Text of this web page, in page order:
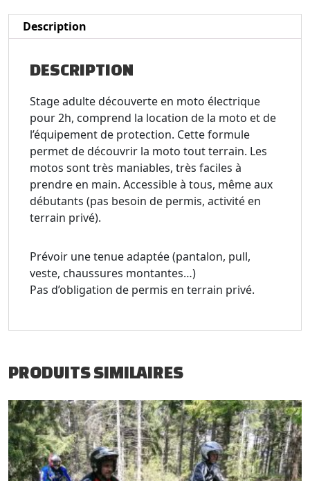
Description
DESCRIPTION
Stage adulte découverte en moto électrique
pour 2h, comprend la location de la moto et de
l’équipement de protection. Cette formule
permet de découvrir la moto tout terrain. Les
motos sont très maniables, très faciles à
prendre en main. Accessible à tous, même aux
débutants (pas besoin de permis, activité en
terrain privé).
Prévoir une tenue adaptée (pantalon, pull,
veste, chaussures montantes…)
Pas d’obligation de permis en terrain privé.
PRODUITS SIMILAIRES